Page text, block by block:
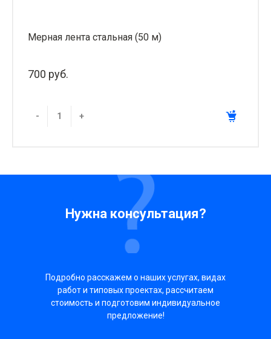
Мерная лента стальная (50 м)
700 руб.
- +
Нужна консультация?
Подробно расскажем о наших услугах, видах
работ и типовых проектах, рассчитаем
стоимость и подготовим индивидуальное
предложение!